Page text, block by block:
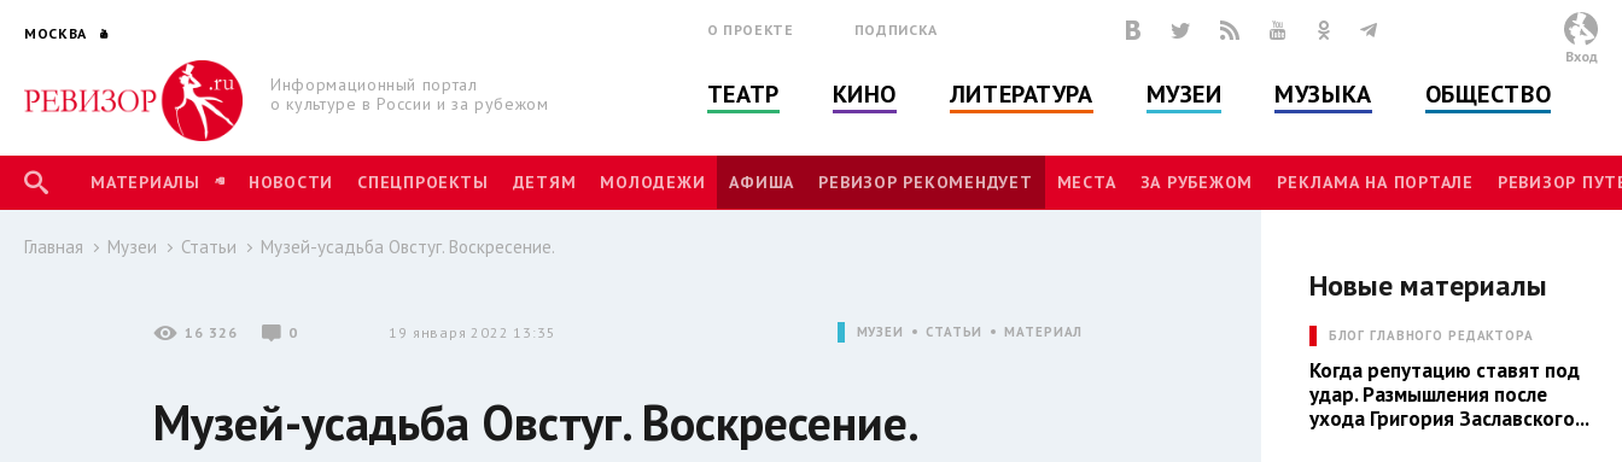
МОСКВА
Информационный портал
о культуре в России и за рубежом
О ПРОЕКТЕ ПОДПИСКА
ТЕАТР КИНО ЛИТЕРАТУРА МУЗЕИ МУЗЫКА ОБЩЕСТВО
Вход
МАТЕРИАЛЫ НОВОСТИ СПЕЦПРОЕКТЫ ДЕТЯМ МОЛОДЕЖИ АФИША РЕВИЗОР РЕКОМЕНДУЕТ МЕСТА ЗА РУБЕЖОМ РЕКЛАМА НА ПОРТАЛЕ РЕВИЗОР
Главная Музеи Статьи Музей-усадьба Овстуг. Воскресение.
16 326 0 19 января 2022 13:35 МУЗЕИ СТАТЬИ МАТЕРИАЛ
Музей-усадьба Овстуг. Воскресение.
Новые материалы
БЛОГ ГЛАВНОГО РЕДАКТОРА
Когда репутацию ставят под
удар. Размышления после
ухода Григория Заславского...